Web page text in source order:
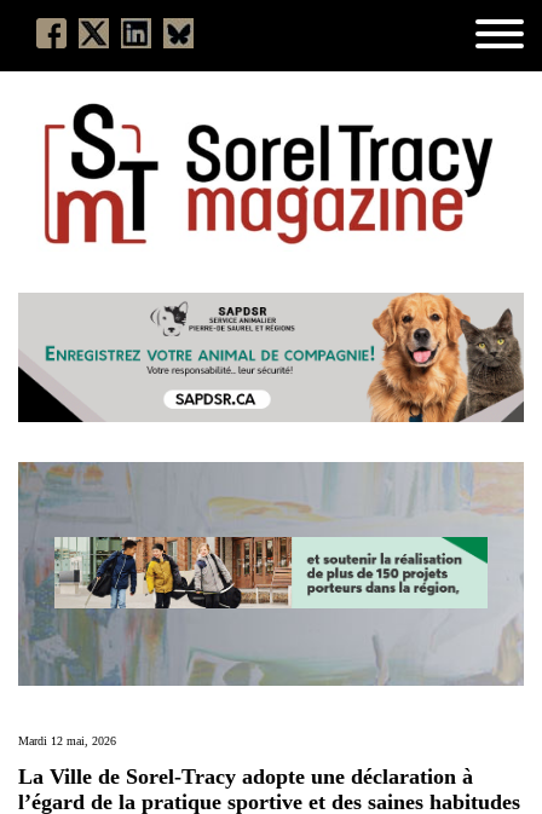
Mardi 12 mai, 2026
La Ville de Sorel-Tracy adopte une déclaration à
l’égard de la pratique sportive et des saines habitudes